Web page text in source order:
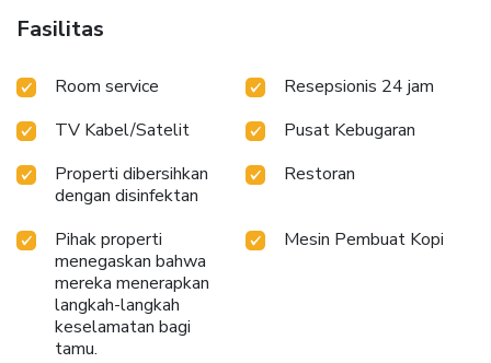
Fasilitas
Room service
Resepsionis 24 jam
TV Kabel/Satelit
Pusat Kebugaran
Properti dibersihkan
dengan disinfektan
Restoran
Pihak properti
menegaskan bahwa
mereka menerapkan
langkah-langkah
keselamatan bagi
tamu.
Mesin Pembuat Kopi